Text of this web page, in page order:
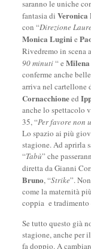
saranno le uniche
fantasia di
con “Direzione
Monica Lugini e
Rivedremo in scena
90 minuti“ e
conferme anche
arriva nel cartellone
Cornacchioneed
anche lo spettacolo
35, “Per favore non
Lo spazio ai più
stagione. Ad aprirla
“Tabù” che
diretta da Gianni
Bruno, “Strike”.
come la maternità
coppia e tradimento
Se tutto questo già
stagione, anche per
fa doppio. A